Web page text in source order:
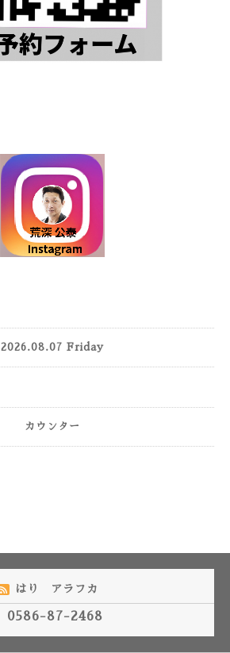
2026.08.07 Friday
カウンター
はり アラフカ
0586-87-2468